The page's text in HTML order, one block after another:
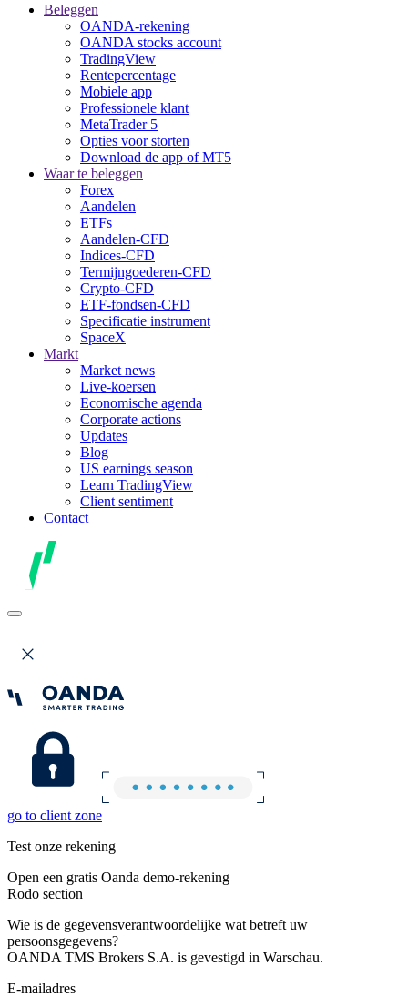
Beleggen
OANDA-rekening
OANDA stocks account
TradingView
Rentepercentage
Mobiele app
Professionele klant
MetaTrader 5
Opties voor storten
Download de app of MT5
Waar te beleggen
Forex
Aandelen
ETFs
Aandelen-CFD
Indices-CFD
Termijngoederen-CFD
Crypto-CFD
ETF-fondsen-CFD
Specificatie instrument
SpaceX
Markt
Market news
Live-koersen
Economische agenda
Corporate actions
Updates
Blog
US earnings season
Learn TradingView
Client sentiment
Contact
go to client zone
Test onze rekening
Open een gratis Oanda demo-rekening
Rodo section
Wie is de gegevensverantwoordelijke wat betreft uw
persoonsgegevens?
OANDA TMS Brokers S.A. is gevestigd in Warschau.
E-mailadres